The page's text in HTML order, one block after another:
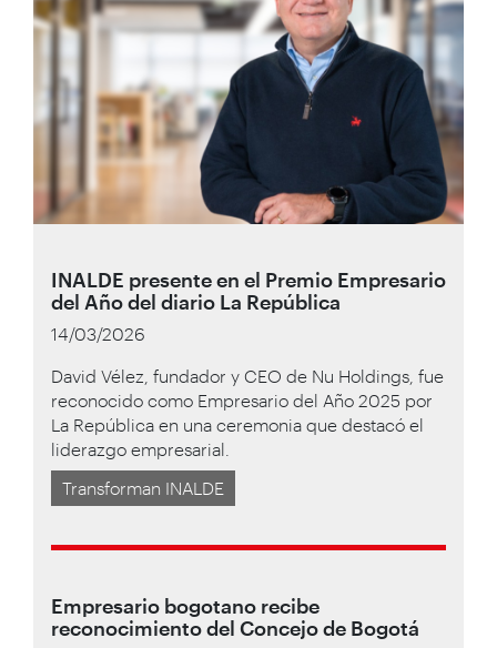
INALDE presente en el Premio Empresario
del Año del diario La República
14/03/2026
David Vélez, fundador y CEO de Nu Holdings, fue
reconocido como Empresario del Año 2025 por
La República en una ceremonia que destacó el
liderazgo empresarial.
Transforman INALDE
Empresario bogotano recibe
reconocimiento del Concejo de Bogotá